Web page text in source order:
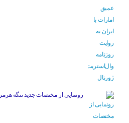
رونمایی از مختصات جدید تنگه هرمز